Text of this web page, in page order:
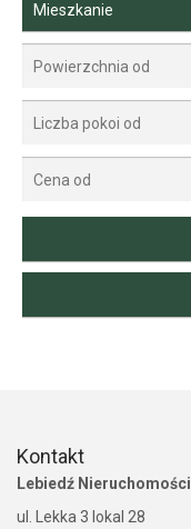
Mieszkanie
Kontakt
Lebiedź Nieruchomości
ul. Lekka 3 lokal 28